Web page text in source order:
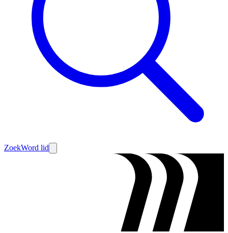
ZoekWord lid